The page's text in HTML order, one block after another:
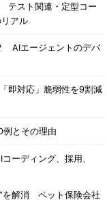
テスト関連・定型コー
アル
AIエージェントのデバ
即対応」脆弱性を9割減
例とその理由
ーディング、採用、
を解消 ペット保険会社